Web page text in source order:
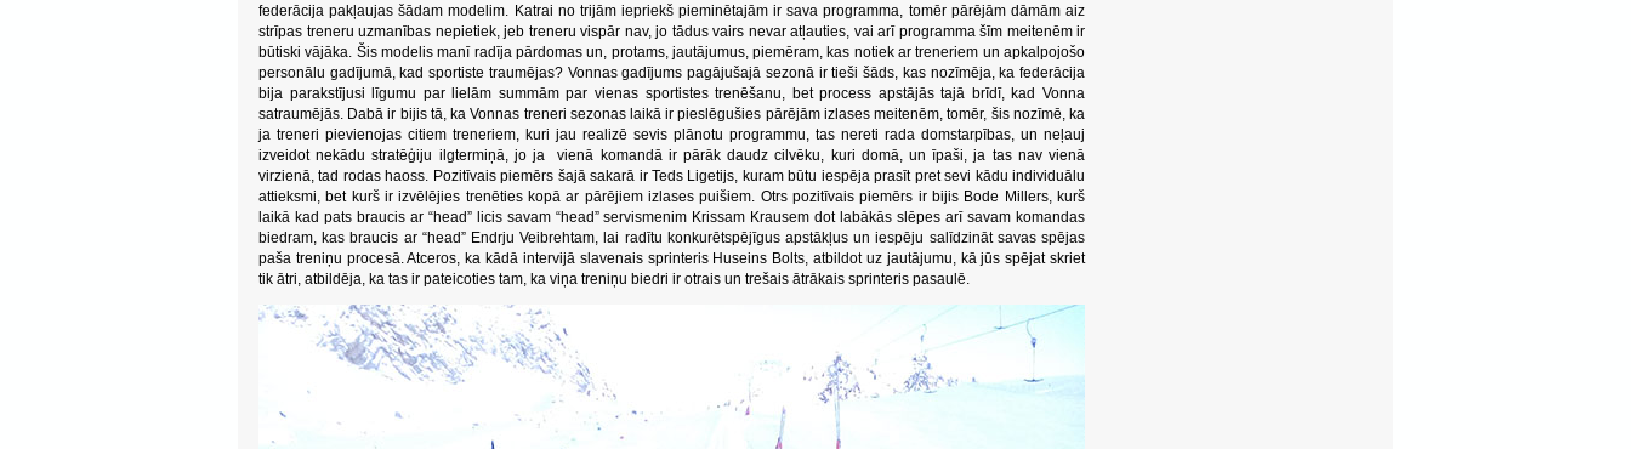
federācija pakļaujas šādam modelim. Katrai no trijām iepriekš pieminētajām ir sava programma, tomēr pārējām dāmām aiz
strīpas treneru uzmanības nepietiek, jeb treneru vispār nav, jo tādus vairs nevar atļauties, vai arī programma šīm meitenēm ir
būtiski vājāka. Šis modelis manī radīja pārdomas un, protams, jautājumus, piemēram, kas notiek ar treneriem un apkalpojošo
personālu gadījumā, kad sportiste traumējas? Vonnas gadījums pagājušajā sezonā ir tieši šāds, kas nozīmēja, ka federācija
bija parakstījusi līgumu par lielām summām par vienas sportistes trenēšanu, bet process apstājās tajā brīdī, kad Vonna
satraumējās. Dabā ir bijis tā, ka Vonnas treneri sezonas laikā ir pieslēgušies pārējām izlases meitenēm, tomēr, šis nozīmē, ka
ja treneri pievienojas citiem treneriem, kuri jau realizē sevis plānotu programmu, tas nereti rada domstarpības, un neļauj
izveidot nekādu stratēģiju ilgtermiņā, jo ja vienā komandā ir pārāk daudz cilvēku, kuri domā, un īpaši, ja tas nav vienā
virzienā, tad rodas haoss. Pozitīvais piemērs šajā sakarā ir Teds Ligetijs, kuram būtu iespēja prasīt pret sevi kādu individuālu
attieksmi, bet kurš ir izvēlējies trenēties kopā ar pārējiem izlases puišiem. Otrs pozitīvais piemērs ir bijis Bode Millers, kurš
laikā kad pats braucis ar “head” licis savam “head” servismenim Krissam Krausem dot labākās slēpes arī savam komandas
biedram, kas braucis ar “head” Endrju Veibrehtam, lai radītu konkurētspējīgus apstākļus un iespēju salīdzināt savas spējas
paša treniņu procesā. Atceros, ka kādā intervijā slavenais sprinteris Huseins Bolts, atbildot uz jautājumu, kā jūs spējat skriet
tik ātri, atbildēja, ka tas ir pateicoties tam, ka viņa treniņu biedri ir otrais un trešais ātrākais sprinteris pasaulē.